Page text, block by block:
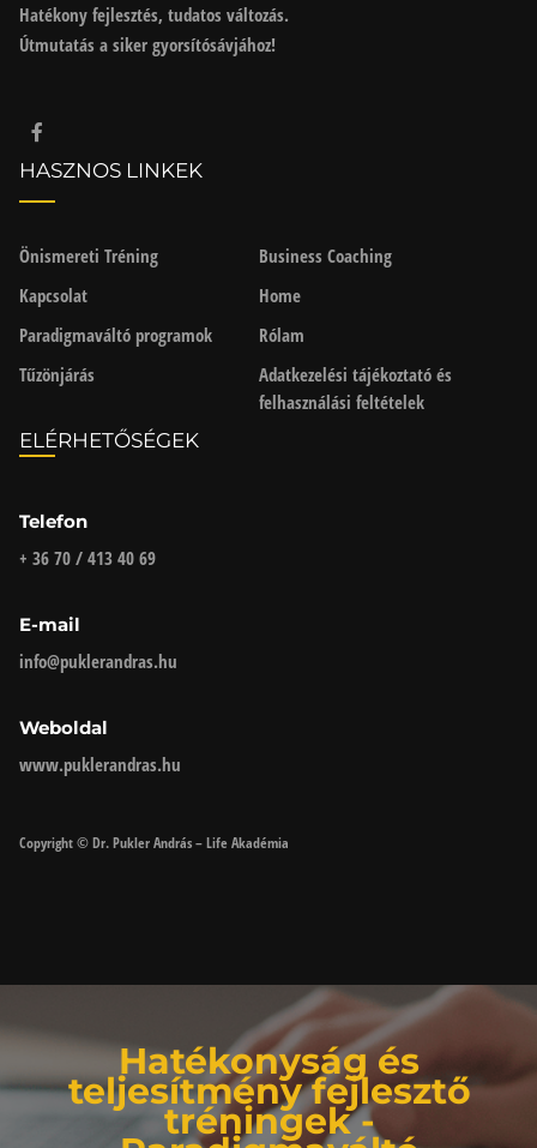
Hatékony fejlesztés, tudatos változás.
Útmutatás a siker gyorsítósávjához!
HASZNOS LINKEK
Önismereti Tréning
Business Coaching
Kapcsolat
Home
Paradigmaváltó programok
Rólam
Tűzönjárás
Adatkezelési tájékoztató és
felhasználási feltételek
ELÉRHETŐSÉGEK
Telefon
+ 36 70 / 413 40 69
E-mail
info@puklerandras.hu
Weboldal
www.puklerandras.hu
Copyright © Dr. Pukler András – Life Akadémia
Hatékonyság és
teljesítmény fejlesztő
tréningek -